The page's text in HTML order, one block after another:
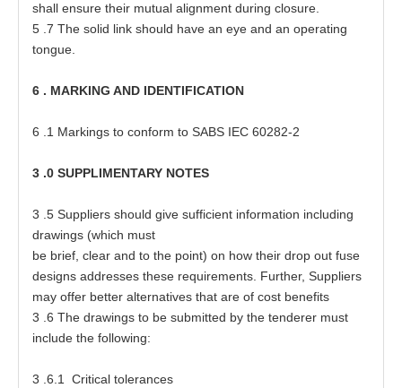
shall ensure their mutual alignment during closure
5 .7 The solid link should have an eye and an operating
tongue
6 . MARKING AND IDENTIFICATION
6 .1 Markings to conform to SABS IEC 60282-2
3 .0 SUPPLIMENTARY NOTES
3 .5 Suppliers should give sufficient information including
drawings (which must
be brief, clear and to the point) on how their drop out fuse
designs addresses these requirements. Further, Suppliers
may offer better alternatives that are of cost benefits
3 .6 The drawings to be submitted by the tenderer must
include the following:
3 .6.1 Critical tolerances